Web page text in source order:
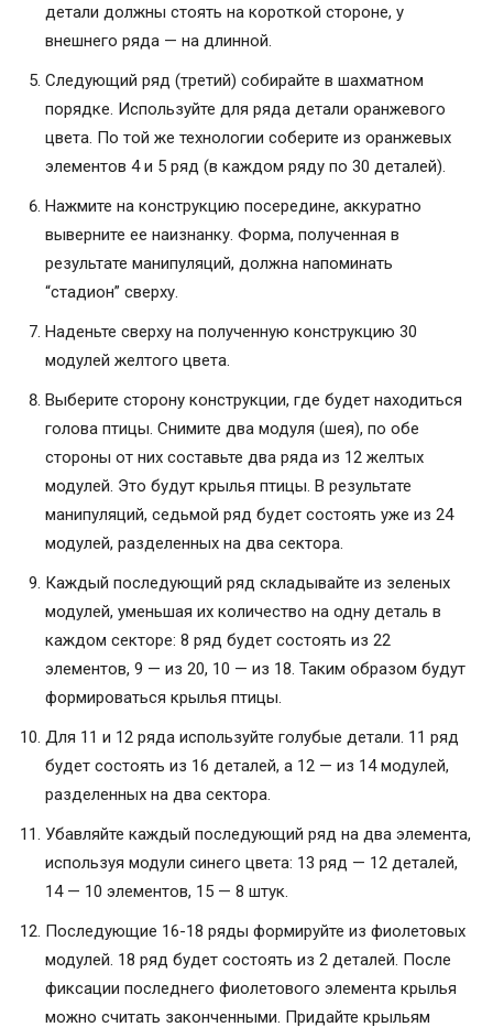
детали должны стоять на короткой стороне, у
внешнего ряда — на длинной.
Следующий ряд (третий) собирайте в шахматном
порядке. Используйте для ряда детали оранжевого
цвета. По той же технологии соберите из оранжевых
элементов 4 и 5 ряд (в каждом ряду по 30 деталей).
Нажмите на конструкцию посередине, аккуратно
выверните ее наизнанку. Форма, полученная в
результате манипуляций, должна напоминать
“стадион” сверху.
Наденьте сверху на полученную конструкцию 30
модулей желтого цвета.
Выберите сторону конструкции, где будет находиться
голова птицы. Снимите два модуля (шея), по обе
стороны от них составьте два ряда из 12 желтых
модулей. Это будут крылья птицы. В результате
манипуляций, седьмой ряд будет состоять уже из 24
модулей, разделенных на два сектора.
Каждый последующий ряд складывайте из зеленых
модулей, уменьшая их количество на одну деталь в
каждом секторе: 8 ряд будет состоять из 22
элементов, 9 — из 20, 10 — из 18. Таким образом будут
формироваться крылья птицы.
Для 11 и 12 ряда используйте голубые детали. 11 ряд
будет состоять из 16 деталей, а 12 — из 14 модулей,
разделенных на два сектора.
Убавляйте каждый последующий ряд на два элемента,
используя модули синего цвета: 13 ряд — 12 деталей,
14 — 10 элементов, 15 — 8 штук.
Последующие 16-18 ряды формируйте из фиолетовых
модулей. 18 ряд будет состоять из 2 деталей. После
фиксации последнего фиолетового элемента крылья
можно считать законченными. Придайте крыльям